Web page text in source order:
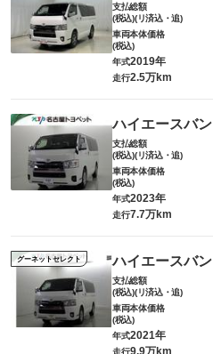
支払総額
(税込)(リ済込・追)
車両本体価格
(税込)
年式2019年
走行2.5万km
ハイエースバン
支払総額
(税込)(リ済込・追)
車両本体価格
(税込)
年式2023年
走行7.7万km
グーネットセレクト ハイエースバン
支払総額
(税込)(リ済込・追)
車両本体価格
(税込)
年式2021年
走行9.9万km